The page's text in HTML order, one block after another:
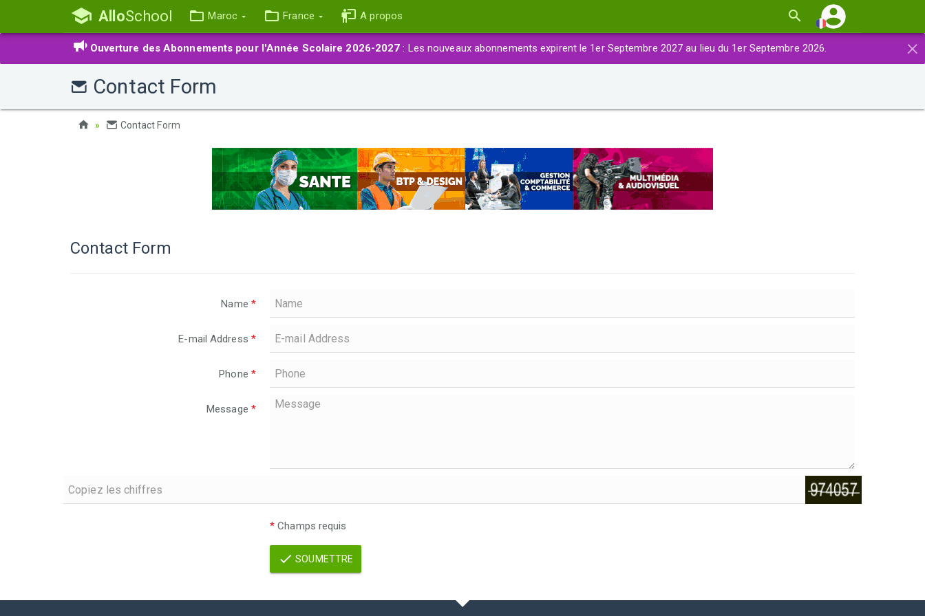
AlloSchool Maroc France A propos
×
Ouverture des Abonnements pour l'Année Scolaire 2026-2027 : Les nouveaux abonnements expirent le 1er Septembre 2027 au lieu du 1er Septembre 2026.
Contact Form
Contact Form
Contact Form
Name *
E-mail Address *
Phone *
Message *
* Champs requis
SOUMETTRE